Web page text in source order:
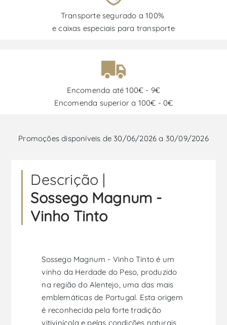
Transporte segurado a 100%
e caixas especiais para transporte
Encomenda até 100€ - 9€
Encomenda superior a 100€ - 0€
Promoções disponíveis de 30/06/2026 a 30/09/2026
Descrição |
Sossego Magnum -
Vinho Tinto
Sossego Magnum - Vinho Tinto é um
vinho da Herdade do Peso, produzido
na região do Alentejo, uma das mais
emblemáticas de Portugal. Esta origem
é reconhecida pela forte tradição
vitivinícola e pelas condições naturais